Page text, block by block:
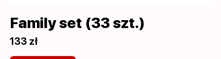
Family set (33 szt.)
133 zł